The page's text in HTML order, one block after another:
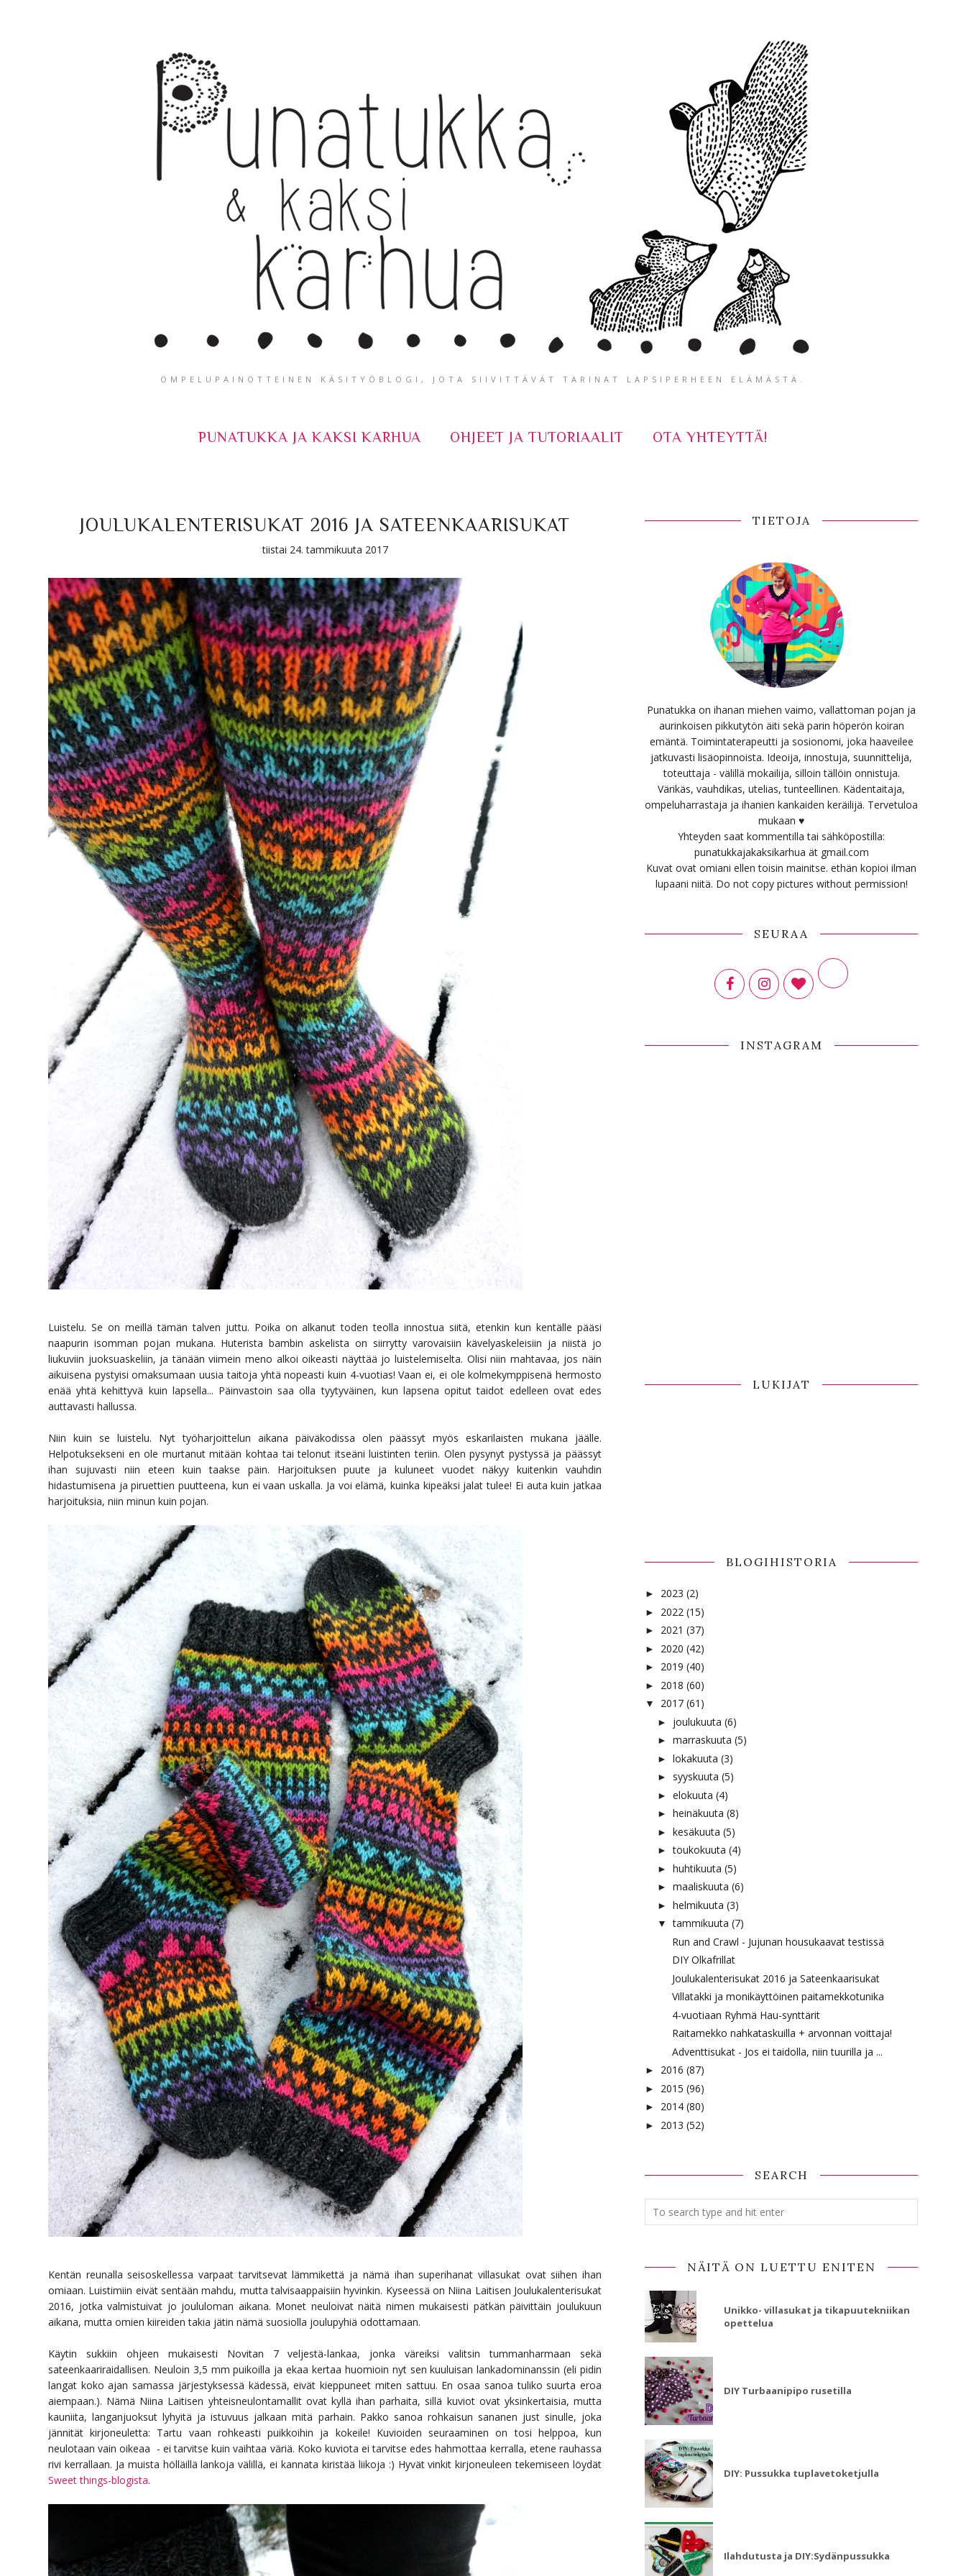
OMPELUPAINOTTEINEN KÄSITYÖBLOGI, JOTA SIIVITTÄVÄT TARINAT LAPSIPERHEEN ELÄMÄSTÄ.
PUNATUKKA JA KAKSI KARHUA OHJEET JA TUTORIAALIT OTA YHTEYTTÄ!
JOULUKALENTERISUKAT 2016 JA SATEENKAARISUKAT
tiistai 24. tammikuuta 2017
Luistelu. Se on meillä tämän talven juttu. Poika on alkanut toden teolla innostua siitä, etenkin kun kentälle pääsi
naapurin isomman pojan mukana. Huterista bambin askelista on siirrytty varovaisiin kävelyaskeleisiin ja niistä jo
liukuviin juoksuaskeliin, ja tänään viimein meno alkoi oikeasti näyttää jo luistelemiselta. Olisi niin mahtavaa, jos näin
aikuisena pystyisi omaksumaan uusia taitoja yhtä nopeasti kuin 4-vuotias! Vaan ei, ei ole kolmekymppisenä hermosto
enää yhtä kehittyvä kuin lapsella... Päinvastoin saa olla tyytyväinen, kun lapsena opitut taidot edelleen ovat edes
auttavasti hallussa.
Niin kuin se luistelu. Nyt työharjoittelun aikana päiväkodissa olen päässyt myös eskarilaisten mukana jäälle.
Helpotuksekseni en ole murtanut mitään kohtaa tai telonut itseäni luistinten teriin. Olen pysynyt pystyssä ja päässyt
ihan sujuvasti niin eteen kuin taakse päin. Harjoituksen puute ja kuluneet vuodet näkyy kuitenkin vauhdin
hidastumisena ja piruettien puutteena, kun ei vaan uskalla. Ja voi elämä, kuinka kipeäksi jalat tulee! Ei auta kuin jatkaa
harjoituksia, niin minun kuin pojan.
Kentän reunalla seisoskellessa varpaat tarvitsevat lämmikettä ja nämä ihan superihanat villasukat ovat siihen ihan
omiaan. Luistimiin eivät sentään mahdu, mutta talvisaappaisiin hyvinkin. Kyseessä on Niina Laitisen Joulukalenterisukat
2016, jotka valmistuivat jo joululoman aikana. Monet neuloivat näitä nimen mukaisesti pätkän päivittäin joulukuun
aikana, mutta omien kiireiden takia jätin nämä suosiolla joulupyhiä odottamaan.
Käytin sukkiin ohjeen mukaisesti Novitan 7 veljestä-lankaa, jonka väreiksi valitsin tummanharmaan sekä
sateenkaariraidallisen. Neuloin 3,5 mm puikoilla ja ekaa kertaa huomioin nyt sen kuuluisan lankadominanssin (eli pidin
langat koko ajan samassa järjestyksessä kädessä, eivät kieppuneet miten sattuu. En osaa sanoa tuliko suurta eroa
aiempaan.). Nämä Niina Laitisen yhteisneulontamallit ovat kyllä ihan parhaita, sillä kuviot ovat yksinkertaisia, mutta
kauniita, langanjuoksut lyhyitä ja istuvuus jalkaan mitä parhain. Pakko sanoa rohkaisun sananen just sinulle, joka
jännität kirjoneuletta: Tartu vaan rohkeasti puikkoihin ja kokeile! Kuvioiden seuraaminen on tosi helppoa, kun
neulotaan vain oikeaa - ei tarvitse kuin vaihtaa väriä. Koko kuviota ei tarvitse edes hahmottaa kerralla, etene rauhassa
rivi kerrallaan. Ja muista hölläillä lankoja välillä, ei kannata kiristää liikoja :) Hyvät vinkit kirjoneuleen tekemiseen löydät
Sweet things-blogista.
TIETOJA
Punatukka on ihanan miehen vaimo, vallattoman pojan ja
aurinkoisen pikkutytön äiti sekä parin höperön koiran
emäntä. Toimintaterapeutti ja sosionomi, joka haaveilee
jatkuvasti lisäopinnoista. Ideoija, innostuja, suunnittelija,
toteuttaja - välillä mokailija, silloin tällöin onnistuja.
Värikäs, vauhdikas, utelias, tunteellinen. Kädentaitaja,
ompeluharrastaja ja ihanien kankaiden keräilijä. Tervetuloa
mukaan ♥
Yhteyden saat kommentilla tai sähköpostilla:
punatukkajakaksikarhua ät gmail.com
Kuvat ovat omiani ellen toisin mainitse. ethän kopioi ilman
lupaani niitä. Do not copy pictures without permission!
SEURAA
INSTAGRAM
LUKIJAT
BLOGIHISTORIA
► 2023 (2)
► 2022 (15)
► 2021 (37)
► 2020 (42)
► 2019 (40)
► 2018 (60)
▼ 2017 (61)
► joulukuuta (6)
► marraskuuta (5)
► lokakuuta (3)
► syyskuuta (5)
► elokuuta (4)
► heinäkuuta (8)
► kesäkuuta (5)
►toukokuuta (4)
► huhtikuuta (5)
► maaliskuuta (6)
► helmikuuta (3)
▼ tammikuuta (7)
Run and Crawl - Jujunan housukaavat testissä
DIY Olkafrillat
Joulukalenterisukat 2016 ja Sateenkaarisukat
Villatakki ja monikäyttöinen paitamekkotunika
4-vuotiaan Ryhmä Hau-synttärit
Raitamekko nahkataskuilla + arvonnan voittaja!
Adventtisukat - Jos ei taidolla, niin tuurilla ja ...
► 2016 (87)
► 2015 (96)
► 2014 (80)
► 2013 (52)
SEARCH
NÄITÄ ON LUETTU ENITEN
Unikko- villasukat ja tikapuutekniikan
opettelua
DIY Turbaanipipo rusetilla
DIY: Pussukka tuplavetoketjulla
Ilahdutusta ja DIY:Sydänpussukka